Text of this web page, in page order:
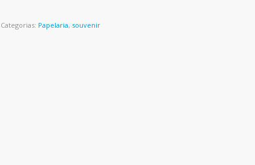
R$25,00.
R$15,00.
Categorias: Papelaria, souvenir